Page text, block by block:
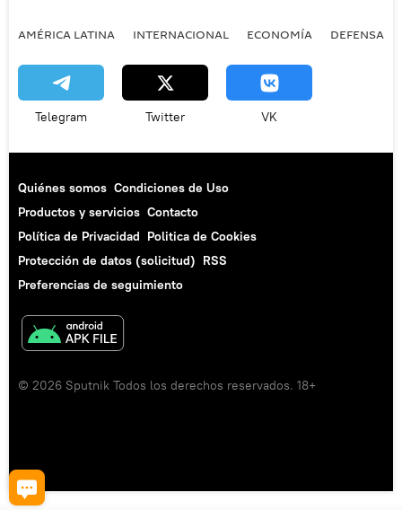
AMÉRICA LATINA INTERNACIONAL ECONOMÍA DEFENSA
Telegram Twitter VK
Quiénes somos Condiciones de Uso
Productos y servicios Contacto
Política de Privacidad Politica de Cookies
Protección de datos (solicitud) RSS
Preferencias de seguimiento
© 2026 Sputnik Todos los derechos reservados. 18+